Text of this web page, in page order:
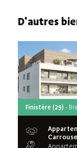
D'autres
Finistère (29) -